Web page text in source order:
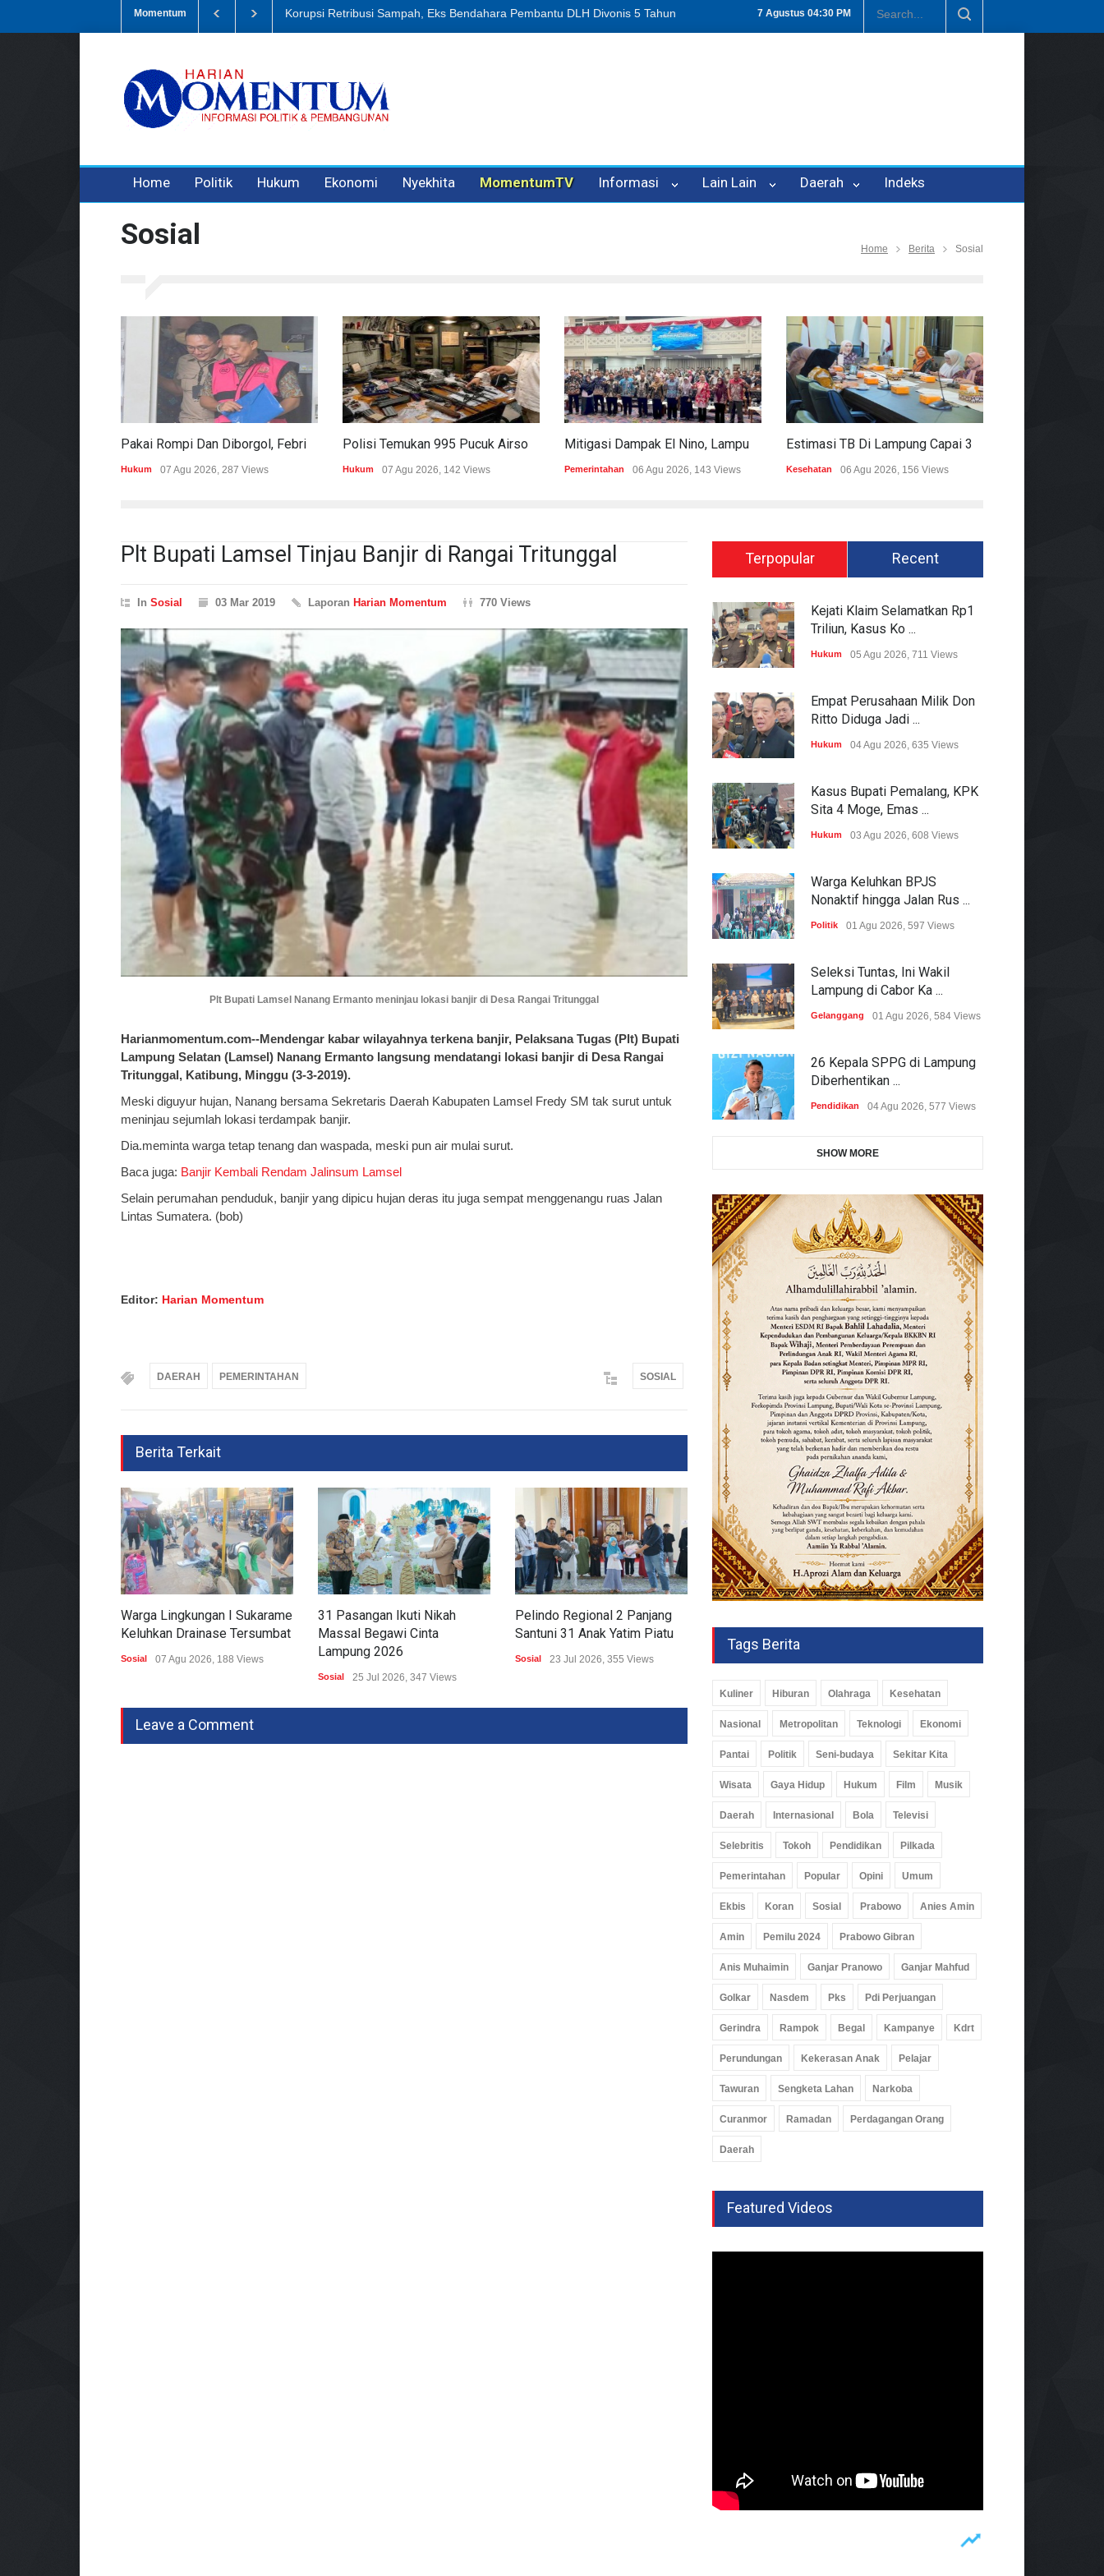
7 Agustus 04:30 PM
Momentum
Eks Bendahara Pembantu DLH Divonis 5 Tahun Dugaan Penipuan Oleh Oknum Kadis, Kuasa Hukum Pelapor Desak Polisi Tetapkan P-21 Tembus Rp1,6 Triliun, Nilai Investasi di Lamteng Tertinggi di
Home Politik Hukum Ekonomi Nyekhita MomentumTV Informasi Lain Lain Daerah Indeks
Sosial Home Berita Sosial
Hukum 07 Agu 2026, 287 Views Hukum 07 Agu 2026, 142 Views Pemerintahan 06 Agu 2026, 143 Views Kesehatan 06 Agu 2026, 156 Views
Plt Bupati Lamsel Tinjau Banjir di Rangai Tritunggal
In Sosial 03 Mar 2019 Laporan Harian Momentum 770 Views
Plt Bupati Lamsel Nanang Ermanto meninjau lokasi banjir di Desa Rangai Tritunggal
Harianmomentum.com--Mendengar kabar wilayahnya terkena banjir, Pelaksana Tugas (Plt) Bupati
Lampung Selatan (Lamsel) Nanang Ermanto langsung mendatangi lokasi banjir di Desa Rangai
Tritunggal, Katibung, Minggu (3-3-2019).
Meski diguyur hujan, Nanang bersama Sekretaris Daerah Kabupaten Lamsel Fredy SM tak surut untuk
meninjau sejumlah lokasi terdampak banjir.
Dia.meminta warga tetap tenang dan waspada, meski pun air mulai surut.
Baca juga: Banjir Kembali Rendam Jalinsum Lamsel
Selain perumahan penduduk, banjir yang dipicu hujan deras itu juga sempat menggenangu ruas Jalan
Lintas Sumatera. (bob)
Editor: Harian Momentum
DAERAH PEMERINTAHAN SOSIAL
Berita Terkait
Warga Lingkungan I Sukarame
Keluhkan Drainase Tersumbat
Sosial 07 Agu 2026, 188 Views
31 Pasangan Ikuti Nikah
Massal Begawi Cinta
Lampung 2026
Sosial 25 Jul 2026, 347 Views
Pelindo Regional 2 Panjang
Santuni 31 Anak Yatim Piatu
Sosial 23 Jul 2026, 355 Views
Leave a Comment
Terpopular Recent
Kejati Klaim Selamatkan Rp1
Triliun, Kasus Ko ...
Hukum 05 Agu 2026, 711 Views
Empat Perusahaan Milik Don
Ritto Diduga Jadi ...
Hukum 04 Agu 2026, 635 Views
Kasus Bupati Pemalang, KPK
Sita 4 Moge, Emas ...
Hukum 03 Agu 2026, 608 Views
Warga Keluhkan BPJS
Nonaktif hingga Jalan Rus ...
Politik 01 Agu 2026, 597 Views
Seleksi Tuntas, Ini Wakil
Lampung di Cabor Ka ...
Gelanggang 01 Agu 2026, 584 Views
26 Kepala SPPG di Lampung
Diberhentikan ...
Pendidikan 04 Agu 2026, 577 Views
SHOW MORE
Tags Berita
Kuliner Hiburan Olahraga Kesehatan
Nasional Metropolitan Teknologi Ekonomi
Pantai Politik Seni-budaya Sekitar Kita
Wisata Gaya Hidup Hukum Film Musik
Daerah Internasional Bola Televisi
Selebritis Tokoh Pendidikan Pilkada
Pemerintahan Popular Opini Umum
Ekbis Koran Sosial Prabowo Anies Amin
Amin Pemilu 2024 Prabowo Gibran
Anis Muhaimin Ganjar Pranowo Ganjar Mahfud
Golkar Nasdem Pks Pdi Perjuangan
Gerindra Rampok Begal Kampanye Kdrt
Perundungan Kekerasan Anak Pelajar
Tawuran Sengketa Lahan Narkoba
Curanmor Ramadan Perdagangan Orang
Daerah
Featured Videos